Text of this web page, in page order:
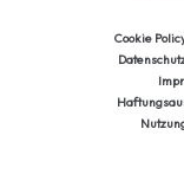
Cookie